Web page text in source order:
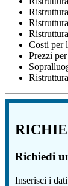
Costi per
Prezzi
Richiedi
Inserisci i